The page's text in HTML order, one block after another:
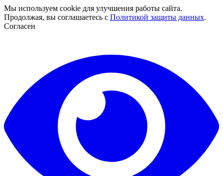
Мы используем cookie для улучшения работы сайта.
Продолжая, вы соглашаетесь с Политикой защиты данных.
Согласен